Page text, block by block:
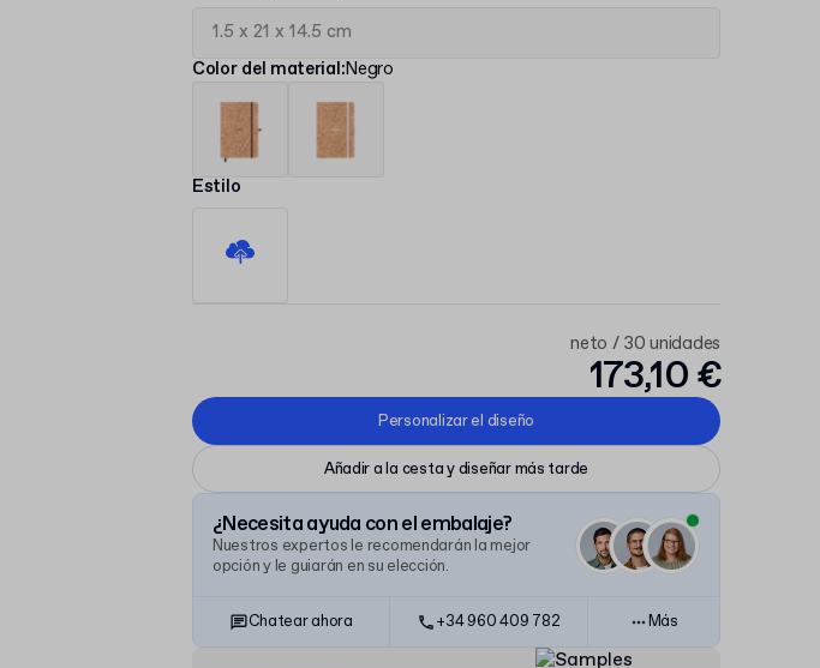
Color del material:Negro
Estilo
neto / 30 unidades
173,10 €
Personalizar el diseño
Añadir a la cesta y diseñar más tarde
¿Necesita ayuda con el embalaje?
Nuestros expertos le recomendarán la mejor
opción y le guiarán en su elección.
Chatear ahora +34 960 409 782 Más